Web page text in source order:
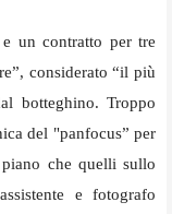
un contratto per tre
considerato “il più
botteghino. Troppo
del "panfocus” per
che quelli sullo
e fotografo